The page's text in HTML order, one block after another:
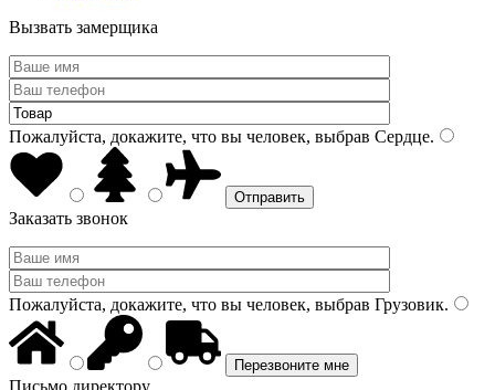
Вызвать замерщика
Пожалуйста, докажите, что вы человек, выбрав Сердце.
Заказать звонок
Пожалуйста, докажите, что вы человек, выбрав Грузовик.
Письмо директору